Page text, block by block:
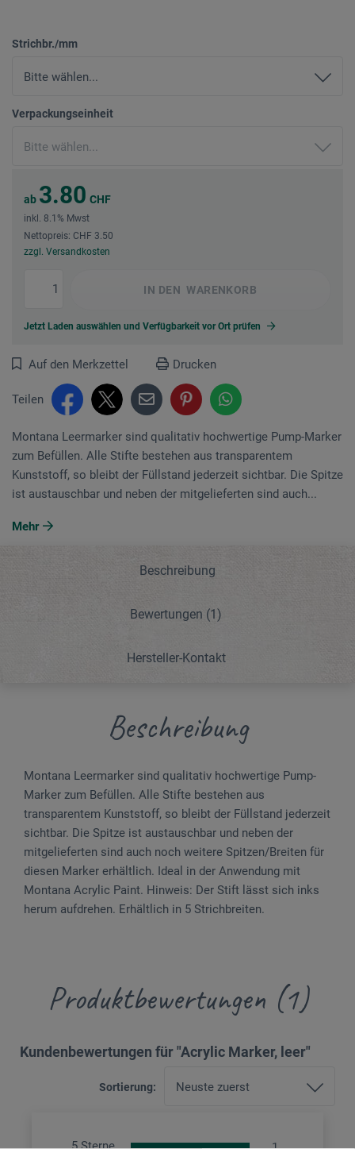
Strichbr./mm
Verpackungseinheit
ab 3.80 CHF
inkl. 8.1% Mwst
Nettopreis: CHF 3.50
zzgl. Versandkosten
IN DEN WARENKORB
Jetzt Laden auswählen und Verfügbarkeit vor Ort prüfen
Auf den Merkzettel Drucken
Teilen
Montana Leermarker sind qualitativ hochwertige Pump-Marker
zum Befüllen. Alle Stifte bestehen aus transparentem
Kunststoff, so bleibt der Füllstand jederzeit sichtbar. Die Spitze
ist austauschbar und neben der mitgelieferten sind auch...
Mehr
Beschreibung
Bewertungen (1)
Hersteller-Kontakt
Beschreibung
Montana Leermarker sind qualitativ hochwertige Pump-
Marker zum Befüllen. Alle Stifte bestehen aus
transparentem Kunststoff, so bleibt der Füllstand jederzeit
sichtbar. Die Spitze ist austauschbar und neben der
mitgelieferten sind auch noch weitere Spitzen/Breiten für
diesen Marker erhältlich. Ideal in der Anwendung mit
Montana Acrylic Paint. Hinweis: Der Stift lässt sich inks
herum aufdrehen. Erhältlich in 5 Strichbreiten.
Produktbewertungen (1)
Kundenbewertungen für "Acrylic Marker, leer"
Sortierung:
5 Sterne